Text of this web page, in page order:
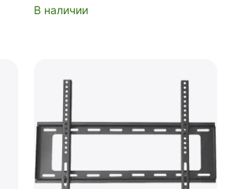
В наличии